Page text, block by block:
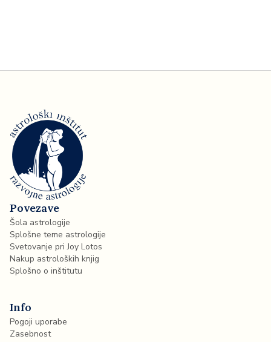
Povezave
Šola astrologije
Splošne teme astrologije
Svetovanje pri Joy Lotos
Nakup astroloških knjig
Splošno o inštitutu
Info
Pogoji uporabe
Zasebnost